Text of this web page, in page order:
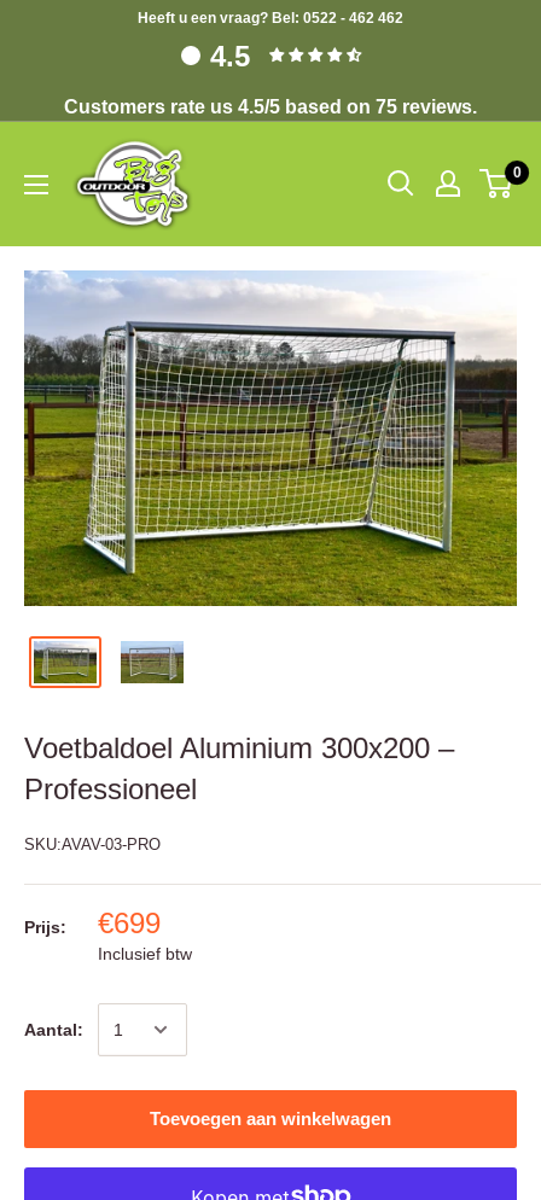
Heeft u een vraag? Bel: 0522 - 462 462
4.5
Customers rate us 4.5/5 based on 75 reviews.
0
Voetbaldoel Aluminium 300x200 –
Professioneel
SKU:AVAV-03-PRO
Prijs: €699
Inclusief btw
Aantal:
Toevoegen aan winkelwagen